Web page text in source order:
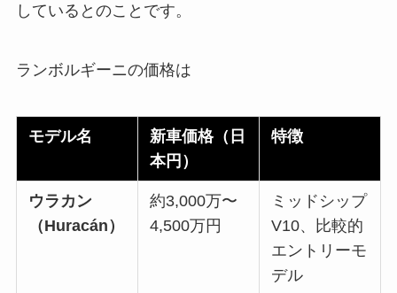
しているとのことです。
ランボルギーニの価格は
モデル名
新車価格（日
本円）
特徴
ウラカン
（Huracán）
約3,000万〜
4,500万円
ミッドシップ
V10、比較的
エントリーモ
デル